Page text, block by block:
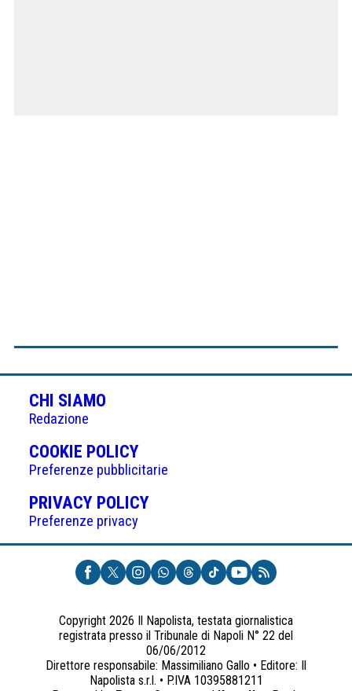
CHI SIAMO
Redazione
COOKIE POLICY(APRE
IN
UNA
NUOVA
Preferenze pubblicitarie
PRIVACY POLICY(APRE
UNA
NUOVA
SCHEDA)
Preferenze privacy
Copyright 2026 Il Napolista, testata giornalistica
registrata presso il Tribunale di Napoli N° 22 del
06/06/2012
Direttore responsabile: Massimiliano Gallo • Editore: Il
Napolista s.r.l. • P.IVA 10395881211